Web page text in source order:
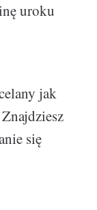
uroku
jak
się